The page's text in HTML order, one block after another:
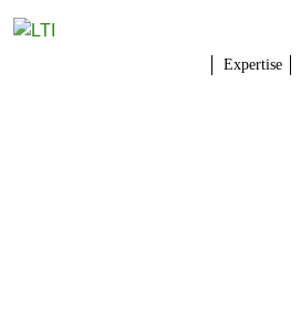
Expertise